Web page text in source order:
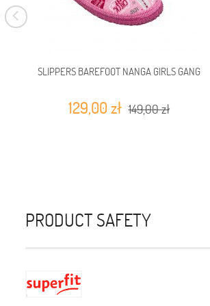
SLIPPERS BAREFOOT NANGA GIRLS GANG
129,00 zł 149,00 zł
PRODUCT SAFETY